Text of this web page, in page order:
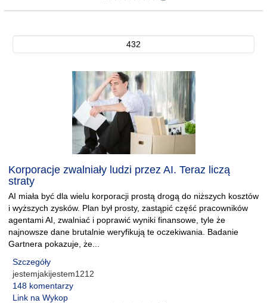
432
Korporacje zwalniały ludzi przez AI. Teraz liczą
straty
AI miała być dla wielu korporacji prostą drogą do niższych kosztów
i wyższych zysków. Plan był prosty, zastąpić część pracowników
agentami AI, zwalniać i poprawić wyniki finansowe, tyle że
najnowsze dane brutalnie weryfikują te oczekiwania. Badanie
Gartnera pokazuje, że...
Szczegóły
jestemjakijestem1212
148 komentarzy
Link na Wykop